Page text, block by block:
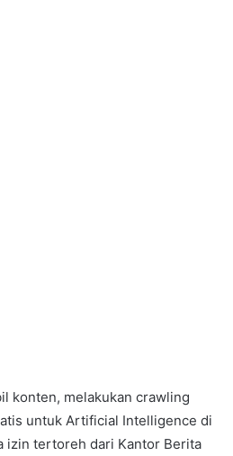
konten, melakukan crawling
untuk Artificial Intelligence di
izin tertoreh dari Kantor Berita